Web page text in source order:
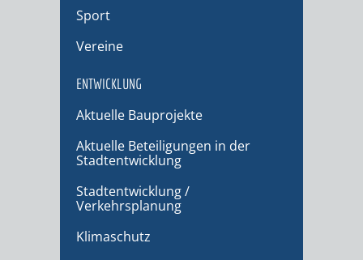
Sport
Vereine
ENTWICKLUNG
Aktuelle Bauprojekte
Aktuelle Beteiligungen in der
Stadtentwicklung
Stadtentwicklung /
Verkehrsplanung
Klimaschutz